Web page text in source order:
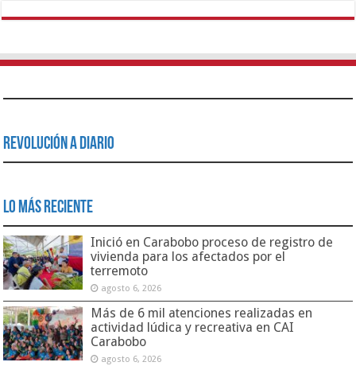
Revolución a Diario
Lo Más Reciente
Inició en Carabobo proceso de registro de
vivienda para los afectados por el
terremoto
agosto 6, 2026
Más de 6 mil atenciones realizadas en
actividad lúdica y recreativa en CAI
Carabobo
agosto 6, 2026